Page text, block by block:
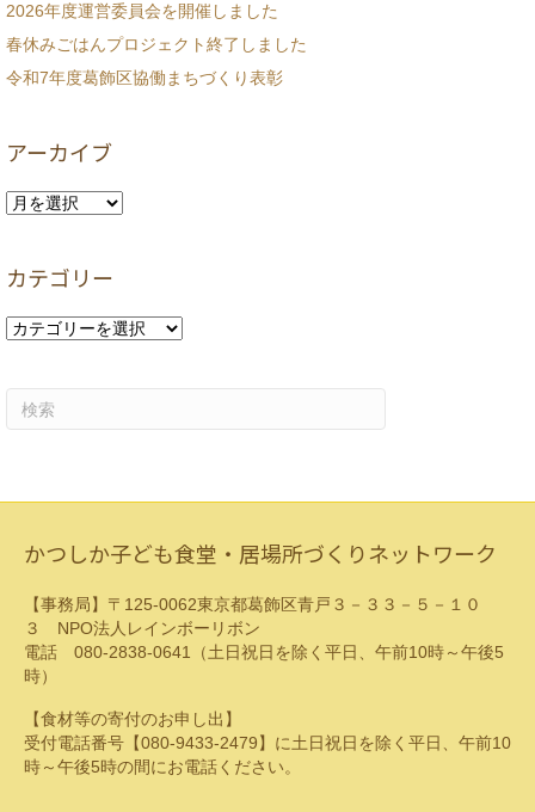
2026年度運営委員会を開催しました
春休みごはんプロジェクト終了しました
令和7年度葛飾区協働まちづくり表彰
アーカイブ
ア
イ
カテゴリー
カ
かつしか子ども食堂・居場所づくりネットワーク
【事務局】〒125-0062東京都葛飾区青戸３－３３－５－１０
３ NPO法人レインボーリボン
電話 080-2838-0641（土日祝日を除く平日、午前10時～午後5
時）
【食材等の寄付のお申し出】
受付電話番号【080-9433-2479】に土日祝日を除く平日、午前10
時～午後5時の間にお電話ください。